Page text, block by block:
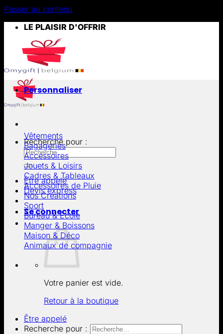
Passer au contenu
LE PLAISIR D'OFFRIR
Recherche pour :
Être appelé
Devis express
Se connecter
Votre panier est vide.
Retour à la boutique
Être appelé
Recherche pour :
Personnaliser
Vêtements
Bagageries
Accessoires
Jouets & Loisirs
Cadres & Tableaux
Accessoires de Pluie
Nos Créations
Sport
Bureau & École
Manger & Boissons
Maison & Déco
Animaux de compagnie